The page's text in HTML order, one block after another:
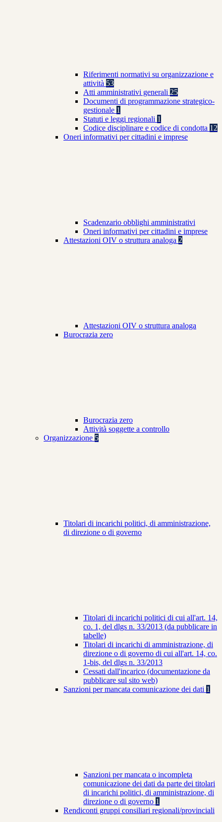
Riferimenti normativi su organizzazione e
attività 53
Atti amministrativi generali 25
Documenti di programmazione strategico-
gestionale 1
Statuti e leggi regionali 1
Codice disciplinare e codice di condotta 12
Oneri informativi per cittadini e imprese
Scadenzario obblighi amministrativi
Oneri informativi per cittadini e imprese
Attestazioni OIV o struttura analoga 2
Attestazioni OIV o struttura analoga
Burocrazia zero
Burocrazia zero
Attività soggette a controllo
Organizzazione 5
Titolari di incarichi politici, di amministrazione,
di direzione o di governo
Titolari di incarichi politici di cui all'art. 14,
co. 1, del dlgs n. 33/2013 (da pubblicare in
tabelle)
Titolari di incarichi di amministrazione, di
direzione o di governo di cui all'art. 14, co.
1-bis, del dlgs n. 33/2013
Cessati dall'incarico (documentazione da
pubblicare sul sito web)
Sanzioni per mancata comunicazione dei dati 1
Sanzioni per mancata o incompleta
comunicazione dei dati da parte dei titolari
di incarichi politici, di amministrazione, di
direzione o di governo 1
Rendiconti gruppi consiliari regionali/provinciali